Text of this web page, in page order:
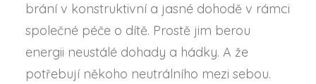
brání v konstruktivní a jasné dohodě v rámci
společné péče o dítě. Prostě jim berou
energii neustálé dohady a hádky. A že
potřebují někoho neutrálního mezi sebou.